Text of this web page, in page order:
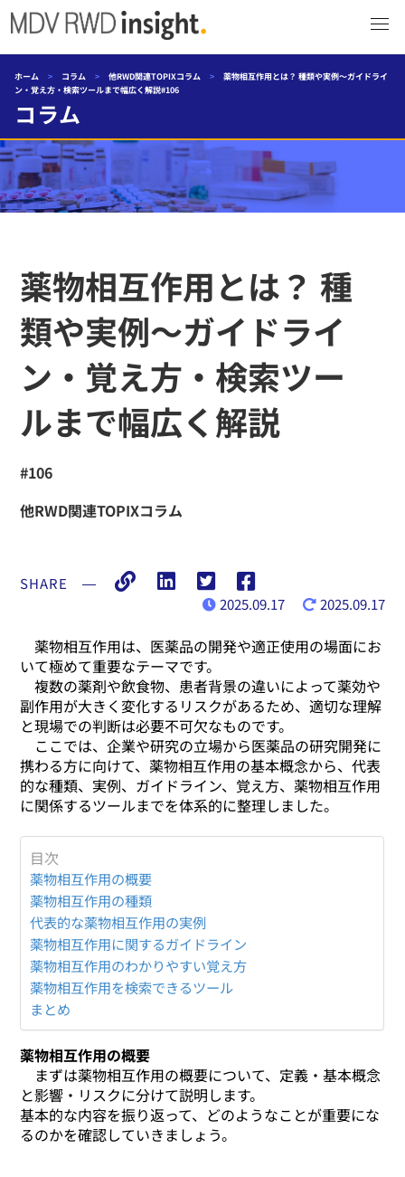
ホーム > コラム > 他RWD関連TOPIXコラム >
薬物相互作用とは？ 種類や実例〜ガイドライ
ン・覚え方・検索ツールまで幅広く解説#106
コラム
薬物相互作用とは？ 種
類や実例〜ガイドライ
ン・覚え方・検索ツー
ルまで幅広く解説
#106
他RWD関連TOPIXコラム
SHARE
―
2025.09.17
2025.09.17
薬物相互作用は、医薬品の開発や適正使用の場面にお
いて極めて重要なテーマです。
複数の薬剤や飲食物、患者背景の違いによって薬効や
副作用が大きく変化するリスクがあるため、適切な理解
と現場での判断は必要不可欠なものです。
ここでは、企業や研究の立場から医薬品の研究開発に
携わる方に向けて、薬物相互作用の基本概念から、代表
的な種類、実例、ガイドライン、覚え方、薬物相互作用
に関係するツールまでを体系的に整理しました。
目次
薬物相互作用の概要
薬物相互作用の種類
代表的な薬物相互作用の実例
薬物相互作用に関するガイドライン
薬物相互作用のわかりやすい覚え方
薬物相互作用を検索できるツール
まとめ
薬物相互作用の概要
まずは薬物相互作用の概要について、定義・基本概念
と影響・リスクに分けて説明します。
基本的な内容を振り返って、どのようなことが重要にな
るのかを確認していきましょう。